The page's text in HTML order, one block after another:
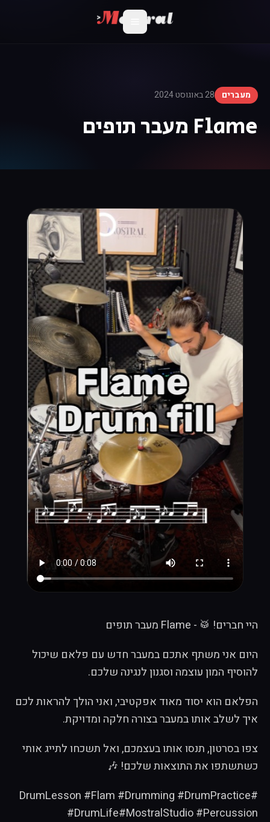
מעברים 28 באוגוסט 2024
Flame מעבר תופים
היי חברים! 🥁 - Flame מעבר תופים
היום אני משתף אתכם במעבר חדש עם פלאם שיכול
להוסיף המון עוצמה וסגנון לנגינה שלכם.
הפלאם הוא יסוד מאוד אפקטיבי, ואני הולך להראות לכם
איך לשלב אותו במעבר בצורה חלקה ומדויקת.
צפו בסרטון, תנסו אותו בעצמכם, ואל תשכחו לתייג אותי
כשתשתפו את התוצאות שלכם! 🎶
#DrumLesson #Flam #Drumming #DrumPractice
#DrumLife#MostralStudio #Percussion